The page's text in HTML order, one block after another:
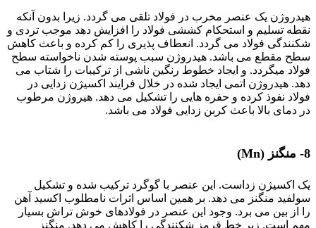
هیدروژن یک عنصر مخرب در فولاد تلقی می گردد. زیرا بدون آنکه
نقطه تسلیم و استحکام کششی فولاد را افزایش دهد موجب تردی و
شکنندگی فولاد می گردد. انعطاف پذیری را کم کرده و باعث کاهش
سطح مقطع می باشد. هیدروژن سبب پوسته شدن ناخواسته سطح
فولاد میگردد. و ایجاد خطوط رنگین ناشی از ترکیبات را شتاب می
دهد. هیدروژن اتمی ایجاد شده در خلال فرایند اکسیژن زدایی در
فولاد نفوذ کرده و حفره هایی را تشکیل می دهد. هیروژن مرطوب
در دمای بالا باعث کربن زدایی فولاد می باشد.
8- منگنز (Mn)
یک اکسیژن زداست. این عنصر با گوگرد ترکیب شده و تشکیل
سولفید منگنز می دهد. بر همین اساس اثرات نامطلوب اکسید آهن
را از بین می برد. وجود این عنصر در فولادهای خوش تراش بسیار
مهم است. زیر خط قرمز شکنندگی را کاهش می دهد. منگنز